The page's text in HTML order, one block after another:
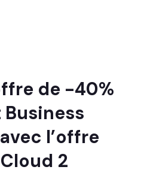
de -40%
l’offre
2